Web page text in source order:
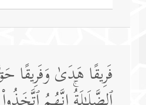
فَرِیقًا هَدَىٰ وَفَرِیقًا